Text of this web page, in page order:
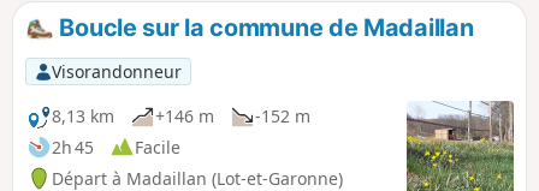
Boucle sur la commune de Madaillan
Visorandonneur
8,13 km
+146 m
-152 m
2h 45
Facile
Départ à Madaillan (Lot-et-Garonne)